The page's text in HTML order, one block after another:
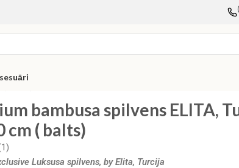
balts)
bambusa spilvens ELITA,
cm ( balts)
Luksusa spilvens, by Elita, Turcija